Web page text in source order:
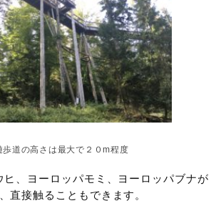
歩道の高さは最大で２０m程度
ヒ、ヨーロッパモミ、ヨーロッパブナが
直接触ることもできます。